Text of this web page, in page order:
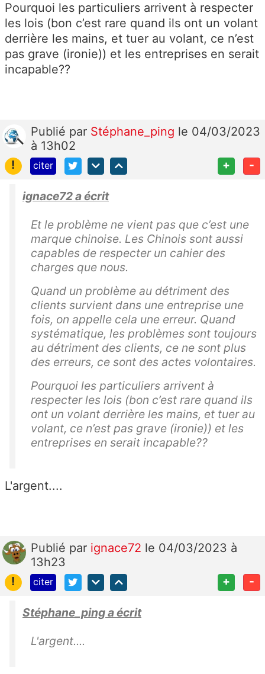
Pourquoi les particuliers arrivent à respecter
les lois (bon c’est rare quand ils ont un volant
derrière les mains, et tuer au volant, ce n’est
pas grave (ironie)) et les entreprises en serait
incapable??
Publié par Stéphane_ping le 04/03/2023
à 13h02
!
citer + -
ignace72 a écrit
Et le problème ne vient pas que c’est une
marque chinoise. Les Chinois sont aussi
capables de respecter un cahier des
charges que nous.
Quand un problème au détriment des
clients survient dans une entreprise une
fois, on appelle cela une erreur. Quand
systématique, les problèmes sont toujours
au détriment des clients, ce ne sont plus
des erreurs, ce sont des actes volontaires.
Pourquoi les particuliers arrivent à
respecter les lois (bon c’est rare quand ils
ont un volant derrière les mains, et tuer au
volant, ce n’est pas grave (ironie)) et les
entreprises en serait incapable??
L'argent....
Publié par ignace72 le 04/03/2023 à
13h23
!
citer + -
Stéphane_ping a écrit
L'argent....